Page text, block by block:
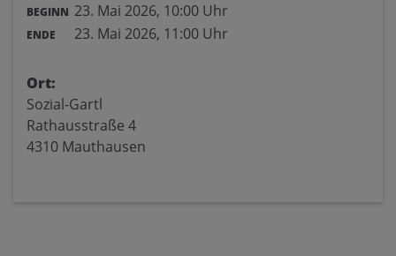
BEGINN 23. Mai 2026, 10:00 Uhr
ENDE 23. Mai 2026, 11:00 Uhr
Ort:
Sozial-Gartl
Rathausstraße 4
4310 Mauthausen